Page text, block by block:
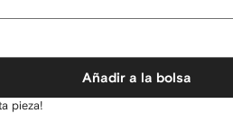
Añadir a la bolsa
pieza!